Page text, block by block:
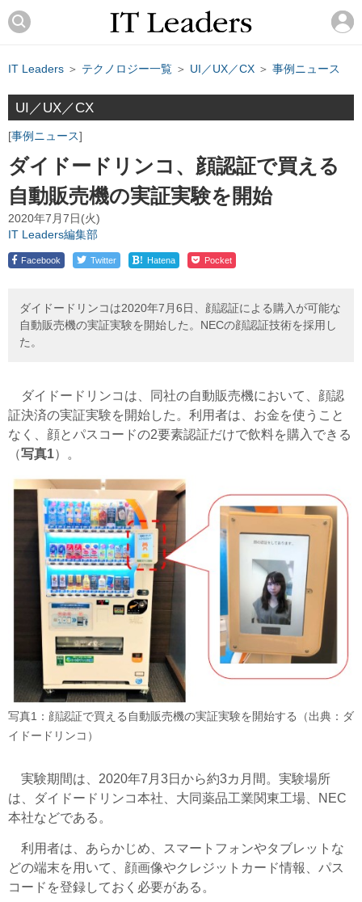
IT Leaders ＞ テクノロジー一覧 ＞ UI／UX／CX ＞ 事例ニュース
UI／UX／CX
事例ニュース
ダイドードリンコ、顔認証で買える
自動販売機の実証実験を開始
2020年7月7日(火)
IT Leaders編集部
Facebook Twitter ! Hatena Pocket
ダイドードリンコは2020年7月6日、顔認証による購入が可能な
自動販売機の実証実験を開始した。NECの顔認証技術を採用し
た。
ダイドードリンコは、同社の自動販売機において、顔認
証決済の実証実験を開始した。利用者は、お金を使うこと
なく、顔とパスコードの2要素認証だけで飲料を購入できる
（写真1）。
写真1：顔認証で買える自動販売機の実証実験を開始する（出典：ダ
イドードリンコ）
実験期間は、2020年7月3日から約3カ月間。実験場所
は、ダイドードリンコ本社、大同薬品工業関東工場、NEC
本社などである。
利用者は、あらかじめ、スマートフォンやタブレットな
どの端末を用いて、顔画像やクレジットカード情報、パス
コードを登録しておく必要がある。